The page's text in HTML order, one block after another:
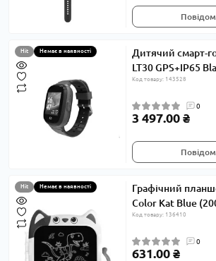
Hit Немає в наявності
Дитячий смарт-
LT30 GPS+IP65
Код товару: 143528
0
3 497.00 ₴
Hit Немає в наявності
Графічний
Color Kat Blue
Код товару: 136410
0
631.00 ₴